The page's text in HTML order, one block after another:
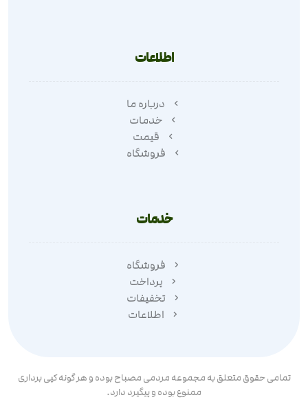
اطلاعات
درباره ما
خدمات
قیمت
فروشگاه
خدمات
فروشگاه
پرداخت
تخفیفات
اطلاعات
تمامی حقوق متعلق به مجموعه مردمی مصباح بوده و هر گونه کپی برداری
ممنوع بوده و پیگیرد دارد.